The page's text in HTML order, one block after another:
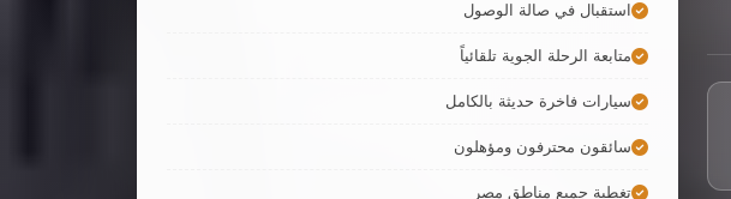
استقبال في صالة الوصول
متابعة الرحلة الجوية تلقائياً
سيارات فاخرة حديثة بالكامل
سائقون محترفون ومؤهلون
تغطية جميع مناطق مصر